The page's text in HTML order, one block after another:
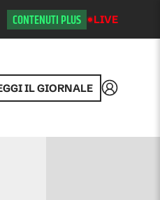
CONTENUTI PLUS LIVE
IL GIORNALE Accedi